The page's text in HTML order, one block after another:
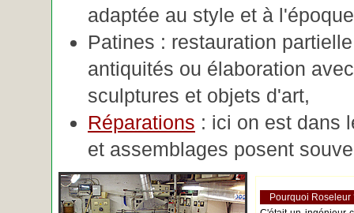
adaptée au style et à
Patines : restauration
antiquités ou élaboration
sculptures et objets d'art,
Réparations : ici on est dans
et assemblages posent
Pourquoi Roseleur